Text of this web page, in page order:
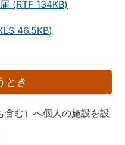
(RTF 134KB)
46.5KB)
とき
含む）へ個人の施設を設